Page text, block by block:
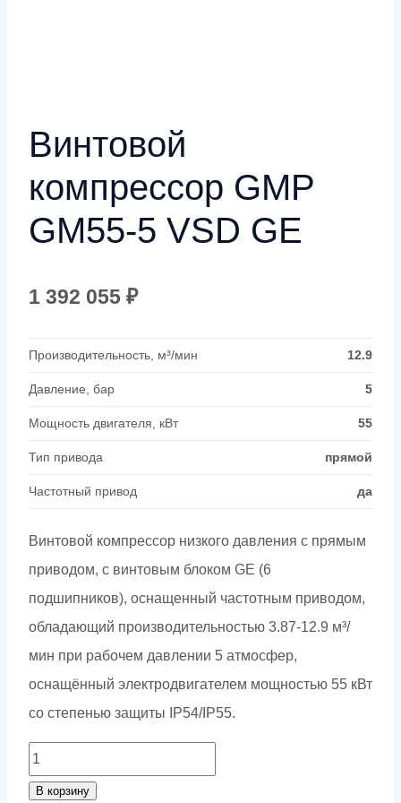
Винтовой
компрессор GMP
GM55-5 VSD GE
1 392 055 ₽
Производительность, м³/мин 12.9
Давление, бар 5
Мощность двигателя, кВт 55
Тип привода прямой
Частотный привод да
Винтовой компрессор низкого давления с прямым
приводом, с винтовым блоком GE (6
подшипников), оснащенный частотным приводом,
обладающий производительностью 3.87-12.9 м³/
мин при рабочем давлении 5 атмосфер,
оснащённый электродвигателем мощностью 55 кВт
со степенью защиты IP54/IP55.
Количество
товара
В корзину